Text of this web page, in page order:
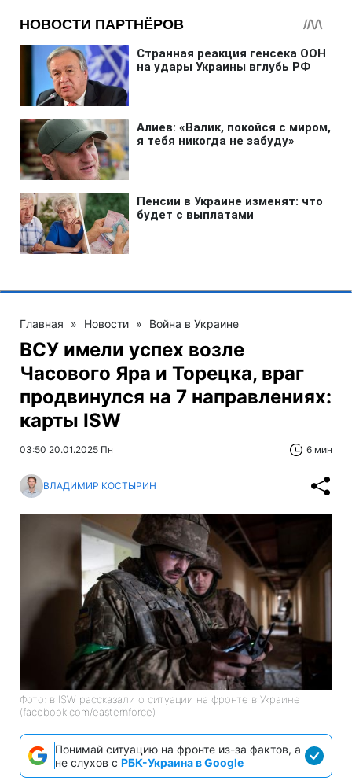
Главная » Новости » Война в Украине
ВСУ имели успех возле
Часового Яра и Торецка, враг
продвинулся на 7 направлениях:
карты ISW
03:50 20.01.2025 Пн 6 мин
ВЛАДИМИР КОСТЫРИН
Фото: в ISW рассказали о ситуации на фронте в Украине
(facebook.com/easternforce)
Понимай ситуацию на фронте из-за фактов, а
не слухов с РБК-Украина в Google